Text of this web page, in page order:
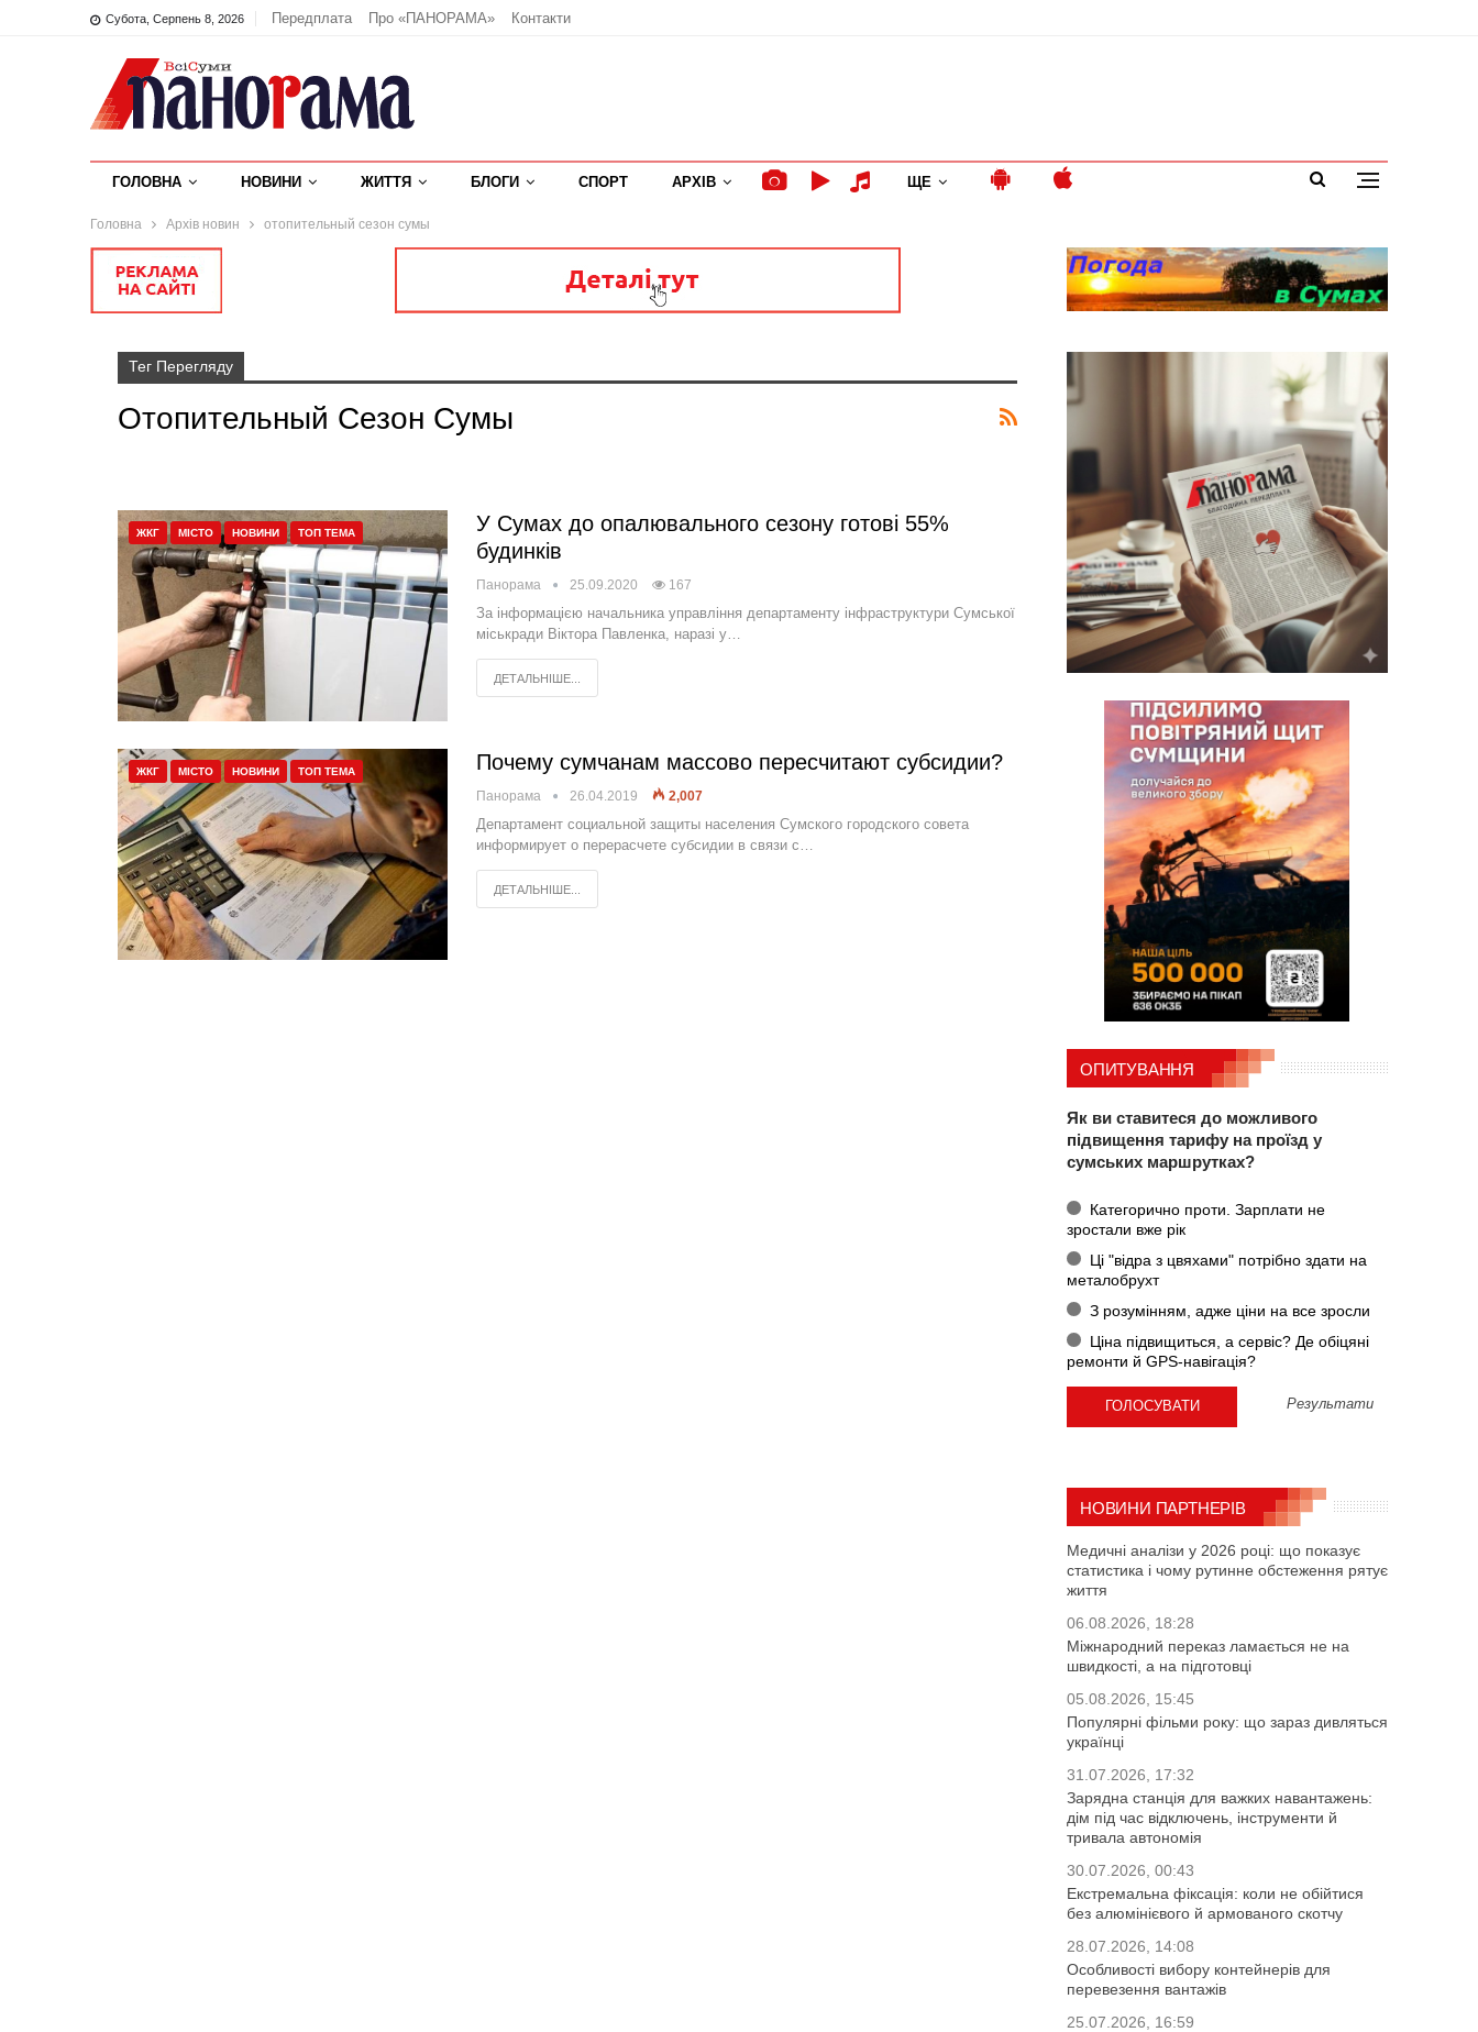
Субота, Серпень 8, 2026 Передплата Про «ПАНОРАМА» Контакти
ГОЛОВНА НОВИНИ ЖИТТЯ БЛОГИ СПОРТ АРХІВ ЩЕ
Головна Архів новин отопительный сезон сумы
Тег Перегляду
Отопительный Сезон Сумы
ЖКГ МІСТО НОВИНИ ТОП ТЕМА
У Сумах до опалювального сезону готові 55%
будинків
Панорама 25.09.2020 167
За інформацією начальника управління департаменту інфраструктури Сумської
міськради Віктора Павленка, наразі у…
ДЕТАЛЬНІШЕ...
ЖКГ МІСТО НОВИНИ ТОП ТЕМА Почему сумчанам массово пересчитают субсидии?
Панорама 26.04.2019 2,007
Департамент социальной защиты населения Сумского городского совета
информирует о перерасчете субсидии в связи с…
ДЕТАЛЬНІШЕ...
ОПИТУВАННЯ
Як ви ставитеся до можливого
підвищення тарифу на проїзд у
сумських маршрутках?
Категорично проти. Зарплати не
зростали вже рік
Ці "відра з цвяхами" потрібно здати на
металобрухт
З розумінням, адже ціни на все зросли
Ціна підвищиться, а сервіс? Де обіцяні
ремонти й GPS-навігація?
Результати
НОВИНИ ПАРТНЕРІВ
Медичні аналізи у 2026 році: що показує
статистика і чому рутинне обстеження рятує
життя
06.08.2026, 18:28
Міжнародний переказ ламається не на
швидкості, а на підготовці
05.08.2026, 15:45
Популярні фільми року: що зараз дивляться
українці
31.07.2026, 17:32
Зарядна станція для важких навантажень:
дім під час відключень, інструменти й
тривала автономія
30.07.2026, 00:43
Екстремальна фіксація: коли не обійтися
без алюмінієвого й армованого скотчу
28.07.2026, 14:08
Особливості вибору контейнерів для
перевезення вантажів
25.07.2026, 16:59